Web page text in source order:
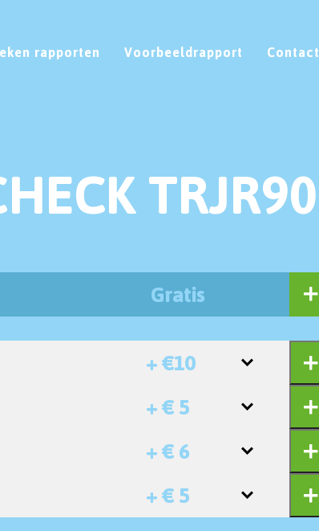
rapporten Voorbeeldrapport Contact
TRJR90
Gratis
+ €10
+ € 5
+ € 6
+ € 5